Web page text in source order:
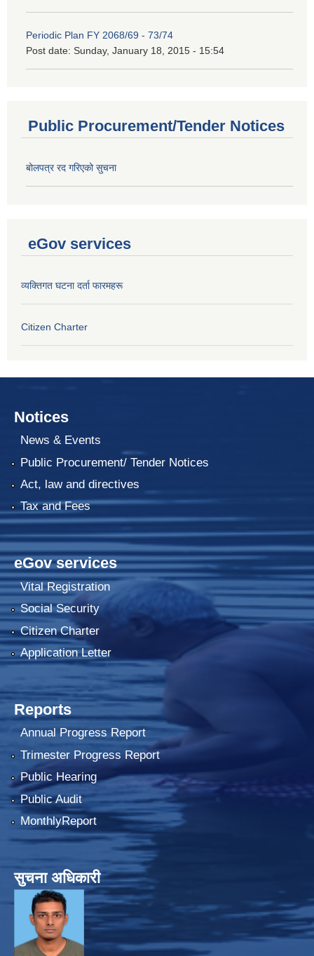
Periodic Plan FY 2068/69 - 73/74
Post date: Sunday, January 18, 2015 - 15:54
Public Procurement/Tender Notices
बोलपत्र रद गरिएको सुचना
eGov services
व्यक्तिगत घटना दर्ता फारमहरू
Citizen Charter
Notices
News & Events
Public Procurement/ Tender Notices
Act, law and directives
Tax and Fees
eGov services
Vital Registration
Social Security
Citizen Charter
Application Letter
Reports
Annual Progress Report
Trimester Progress Report
Public Hearing
Public Audit
MonthlyReport
सुचना अधिकारी